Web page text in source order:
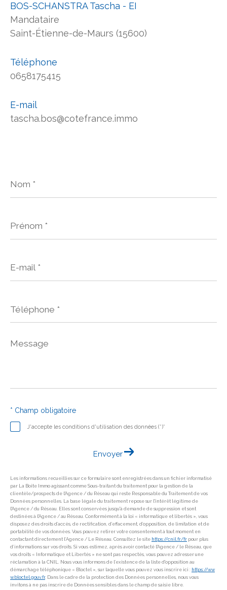
BOS-SCHANSTRA Tascha - EI
Mandataire
Saint-Étienne-de-Maurs (15600)
Téléphone
0658175415
E-mail
tascha.bos@cotefrance.immo
*
*
mail
*
Message
J'accepte les conditions d'utilisation des données (*)*
* Champ obligatoire
Envoyer
Les informations recueillies sur ce formulaire sont enregistrées dans un fichier informatisé
par La Boite Immo agissant comme Sous-traitant du traitement pour la gestion de la
clientèle/prospects de l'Agence / du Réseau qui reste Responsable du Traitement de vos
Données personnelles. La base légale du traitement repose sur l'intérêt légitime de
l'Agence / du Réseau. Elles sont conservées jusqu'à demande de suppression et sont
destinées à l'Agence / au Réseau. Conformément à la loi « informatique et libertés », vous
disposez des droits d’accès, de rectification, d’effacement, d’opposition, de limitation et de
portabilité de vos données. Vous pouvez retirer votre consentement à tout moment en
contactant directement l’Agence / Le Réseau. Consultez le site https://cnil.fr/fr pour plus
d’informations sur vos droits. Si vous estimez, après avoir contacté l'Agence / le Réseau, que
vos droits « Informatique et Libertés » ne sont pas respectés, vous pouvez adresser une
réclamation à la CNIL. Nous vous informons de l’existence de la liste d'opposition au
démarchage téléphonique « Bloctel », sur laquelle vous pouvez vous inscrire ici : https://ww
w.bloctel.gouv.fr. Dans le cadre de la protection des Données personnelles, nous vous
invitons à ne pas inscrire de Données sensibles dans le champ de saisie libre.